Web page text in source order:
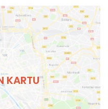
KARTU